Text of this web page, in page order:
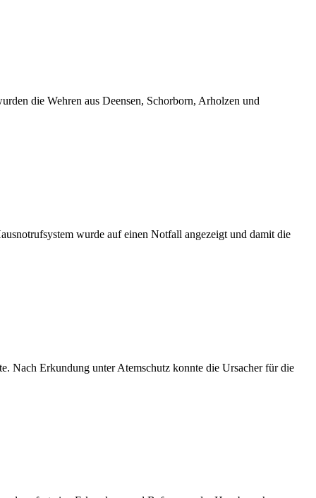
die Wehren aus Deensen, Schorborn, Arholzen und
wurde auf einen Notfall angezeigt und damit die
Nach Erkundung unter Atemschutz konnte die Ursacher für die